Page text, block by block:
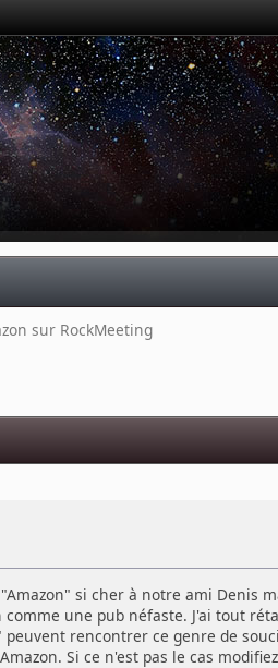
sur RockMeeting
si cher à notre ami Denis
une pub néfaste. J'ai tout
rencontrer ce genre de
Si ce n'est pas le cas